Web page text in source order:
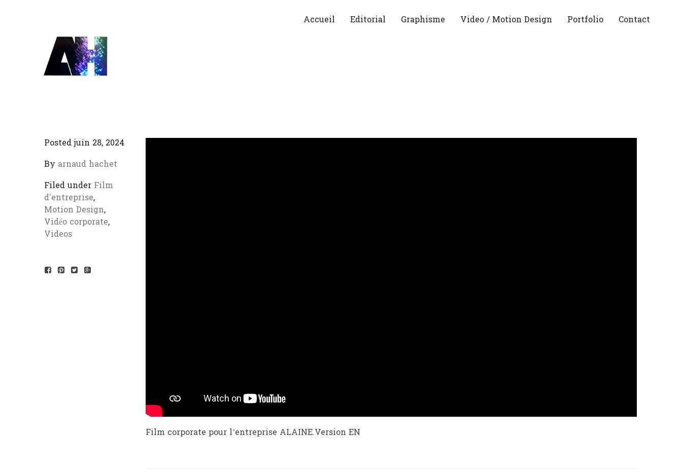
Accueil Editorial Graphisme Video / Motion Design Portfolio Contact
Posted juin 28, 2024
By arnaud hachet
Filed under Film
d'entreprise,
Motion Design,
Vidéo corporate,
Videos
Film corporate pour l’entreprise ALAINE.Version EN